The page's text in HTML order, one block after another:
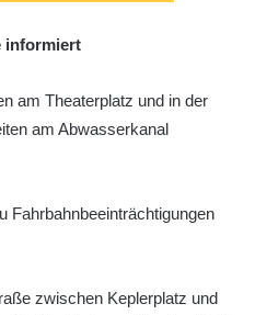
informiert
am Theaterplatz und in der
am Abwasserkanal
Fahrbahnbeeinträchtigungen
zwischen Keplerplatz und